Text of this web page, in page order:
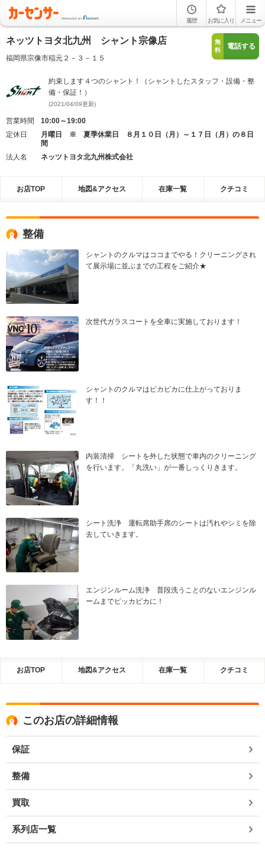
履歴 お気に入り メニュー
ネッツトヨタ北九州 シャント宗像店
福岡県宗像市稲元２－３－１５
無
料
電話する
約束します４つのシャント！（シャントしたスタッフ・設備・整
備・保証！）
(2021/04/09更新)
営業時間
10:00～19:00
定休日
月曜日 ※ 夏季休業日 ８月１０日（月）～１７日（月）の８日
間
法人名
ネッツトヨタ北九州株式会社
お店TOP 地図&アクセス 在庫一覧 クチコミ
整備
シャントのクルマはココまでやる！クリーニングされ
て展示場に並ぶまでの工程をご紹介★
次世代ガラスコートを全車に実施しております！
シャントのクルマはピカピカに仕上がっておりま
す！！
内装清掃 シートを外した状態で車内のクリーニング
を行います。「丸洗い」が一番しっくりきます。
シート洗浄 運転席助手席のシートは汚れやシミを除
去していきます。
エンジンルーム洗浄 普段洗うことのないエンジンル
ームまでピッカピカに！
お店TOP 地図&アクセス 在庫一覧 クチコミ
このお店の詳細情報
保証
整備
買取
系列店一覧